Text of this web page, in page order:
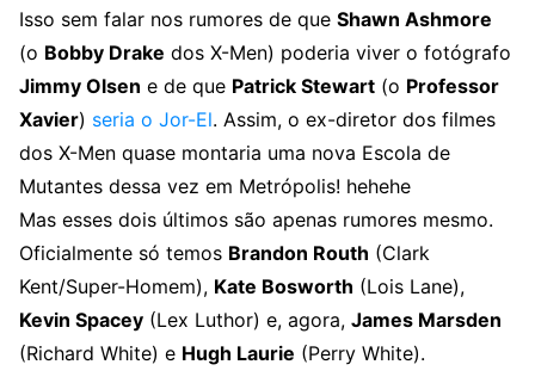
Isso sem falar nos rumores de que Shawn Ashmore
(o Bobby Drake dos X-Men) poderia viver o fotógrafo
Jimmy Olsen e de que Patrick Stewart (o Professor
Xavier) seria o Jor-El. Assim, o ex-diretor dos filmes
dos X-Men quase montaria uma nova Escola de
Mutantes dessa vez em Metrópolis! hehehe
Mas esses dois últimos são apenas rumores mesmo.
Oficialmente só temos Brandon Routh (Clark
Kent/Super-Homem), Kate Bosworth (Lois Lane),
Kevin Spacey (Lex Luthor) e, agora, James Marsden
(Richard White) e Hugh Laurie (Perry White).